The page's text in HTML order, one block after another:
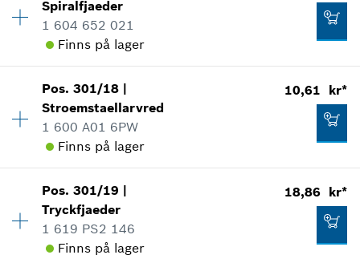
Alla priser inkluderar moms
15,04 kr*
*Alla priser inkluderar moms
Lägg till i kundvagn
Reservdelsinformationer
Användningsbevis
13,13 kr*
Spiralfjaeder
1 604 652 021
Finns på lager
Tillgänglighet
Prisgrupp:10
Reservdelsinformationer
Användningsbevis
Visa som illustration
Pos.301/18 |
Stroemstaellarvred
1 600 A01 6PW
Finns på lager
10,61 kr*
Tillgänglighet
Prisgrupp:10
Reservdelsinformationer
Användningsbevis
Pos.301/19 |
Tryckfjaeder
1 619 PS2 146
Finns på lager
18,86 kr*